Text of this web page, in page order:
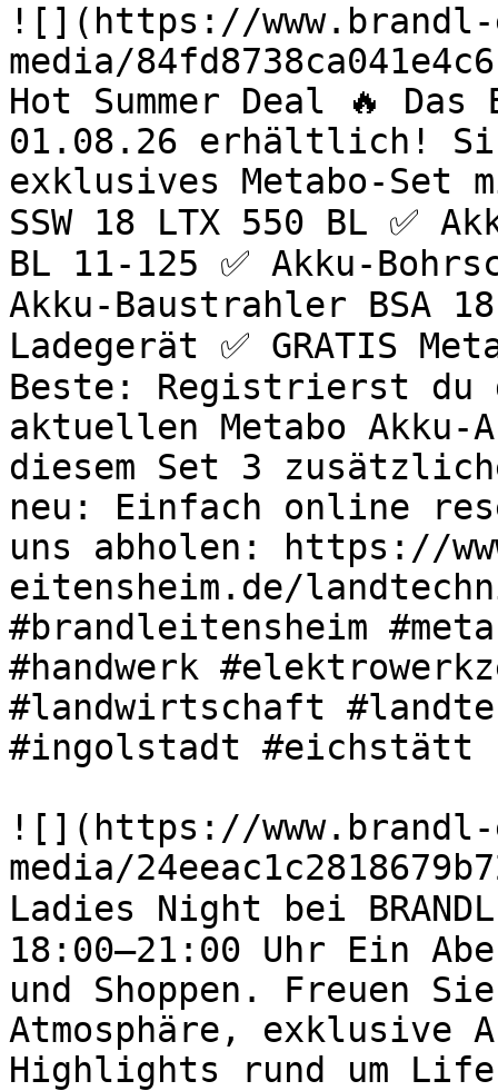
![](https://
media/
Hot Summer Deal 🔥 Das
01.08.26 erhältlich!
exklusives Metabo-Set
SSW 18 LTX 550 BL ✅
BL 11-125 ✅ Akku-
Akku-Baustrahler BSA
Ladegerät ✅ GRATIS
Beste: Registrierst du
aktuellen Metabo
diesem Set 3
neu: Einfach online
uns abholen: https://
eitensheim.de/
#brandleitensheim
#handwerk
#landwirtschaft
#ingolstadt #eichstätt
![](https://
media/
Ladies Night bei
18:00–21:00 Uhr Ein
und Shoppen. Freuen
Atmosphäre, exklusive
Highlights rund um